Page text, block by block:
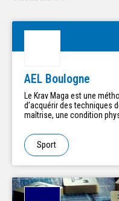
AEL Boulogne
Le Krav Maga est une
d’acquérir des techniques
maîtrise, une condition
Sport